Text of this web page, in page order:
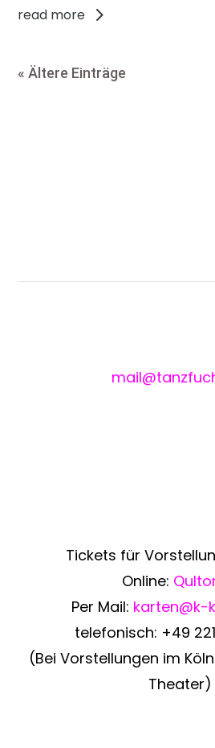
read more
« Ältere Einträge
Tickets für
Online:
Per Mail: karten@k-
telefonisch: +49
(Bei Vorstellungen im
Theater)